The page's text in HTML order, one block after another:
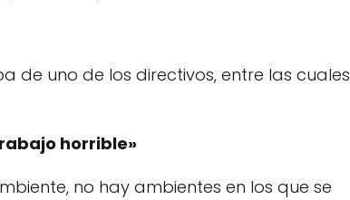
de uno de los directivos, entre las cuales
horrible»
no hay ambientes en los que se